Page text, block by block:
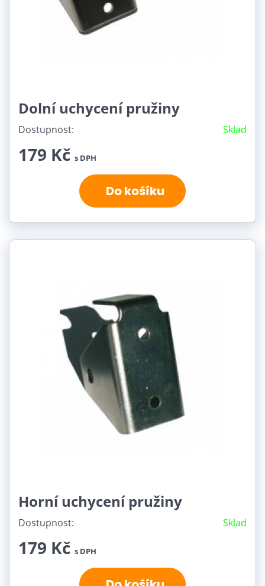
Dolní uchycení pružiny
Dostupnost: Sklad
179 Kč s DPH
Do košíku
Horní uchycení pružiny
Dostupnost: Sklad
179 Kč s DPH